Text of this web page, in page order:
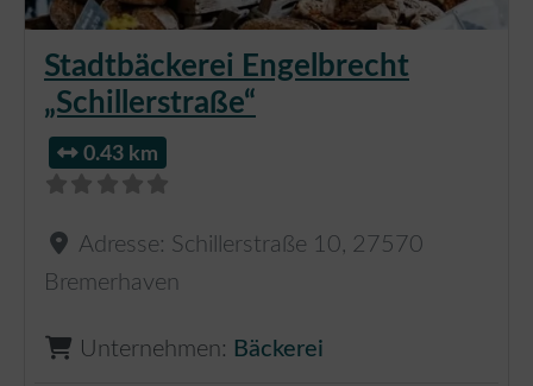
Stadtbäckerei Engelbrecht
„Schillerstraße“
0.43 km
Adresse: Schillerstraße 10, 27570
Bremerhaven
Unternehmen: Bäckerei